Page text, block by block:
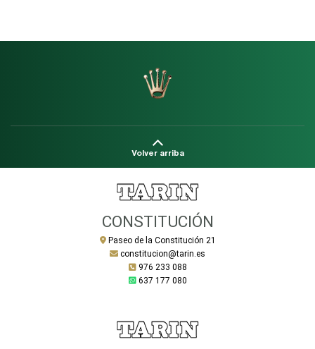
Volver arriba
CONSTITUCIÓN
Paseo de la Constitución 21
constitucion@tarin.es
976 233 088
637 177 080